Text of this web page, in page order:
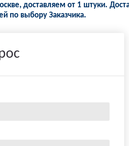
доставляем от 1 штуки.
по выбору Заказчика.